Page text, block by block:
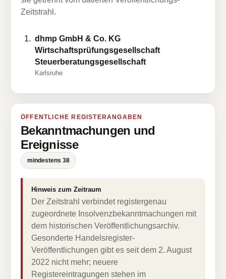
Zeitstrahl.
dhmp GmbH & Co. KG
Wirtschaftsprüfungsgesellschaft
Steuerberatungsgesellschaft
Karlsruhe
ÖFFENTLICHE REGISTERANGABEN
Bekanntmachungen und
Ereignisse
mindestens 38
Hinweis zum Zeitraum
Der Zeitstrahl verbindet registergenau
zugeordnete Insolvenzbekanntmachungen mit
dem historischen Veröffentlichungsarchiv.
Gesonderte Handelsregister-
Veröffentlichungen gibt es seit dem 2. August
2022 nicht mehr; neuere
Registereintragungen stehen im